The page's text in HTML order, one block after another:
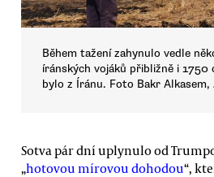
Během tažení zahynulo vedle
íránských vojáků přibližně i 1750
bylo z Íránu. Foto Bakr Alkasem,
Sotva pár dní uplynulo od
„hotovou mírovou dohodou“,